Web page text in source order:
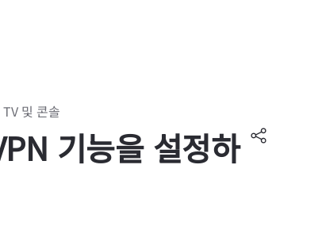
및 콘솔
기능을 설정하